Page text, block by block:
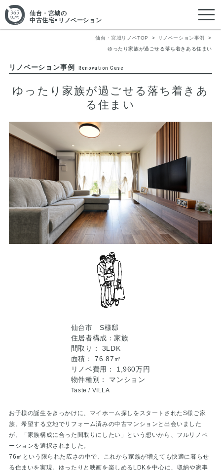
仙台・宮城の
中古住宅×リノベーション
仙台・宮城リノベTOP
リノベーション事例
ゆったり家族が過ごせる落ち着きある住まい
リノベーション事例 Renovation Case
ゆったり家族が過ごせる落ち着きあ
る住まい
仙台市 S様邸
住居者構成：家族
間取り： 3LDK
面積： 76.87㎡
リノベ費用： 1,960万円
物件種別： マンション
Taste / VILLA
お子様の誕生をきっかけに、マイホーム探しをスタートされたS様ご家
族。希望する立地でリフォーム済みの中古マンションと出会いました
が、「家族構成に合った間取りにしたい」という想いから、フルリノベ
ーションを選択されました。
76㎡という限られた広さの中で、これから家族が増えても快適に暮らせ
る住まいを実現。ゆったりと映画を楽しめるLDKを中心に、収納や家事